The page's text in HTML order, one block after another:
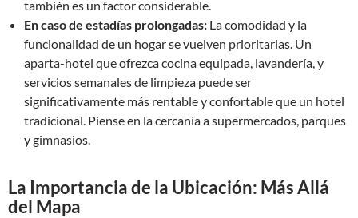
también es un factor considerable.
En caso de estadías prolongadas: La comodidad y la
funcionalidad de un hogar se vuelven prioritarias. Un
aparta-hotel que ofrezca cocina equipada, lavandería, y
servicios semanales de limpieza puede ser
significativamente más rentable y confortable que un hotel
tradicional. Piense en la cercanía a supermercados, parques
y gimnasios.
La Importancia de la Ubicación: Más Allá
del Mapa